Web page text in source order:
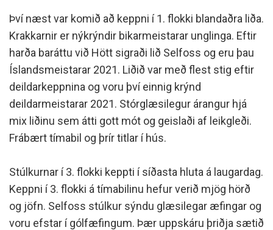
Því næst var komið að keppni í 1. flokki blandaðra liða.
Krakkarnir er nýkrýndir bikarmeistarar unglinga. Eftir
harða baráttu við Hött sigraði lið Selfoss og eru þau
Íslandsmeistarar 2021. Liðið var með flest stig eftir
deildarkeppnina og voru því einnig krýnd
deildarmeistarar 2021. Stórglæsilegur árangur hjá
mix liðinu sem átti gott mót og geislaði af leikgleði.
Frábært tímabil og þrír titlar í hús.
Stúlkurnar í 3. flokki keppti í síðasta hluta á laugardag.
Keppni í 3. flokki á tímabilinu hefur verið mjög hörð
og jöfn. Selfoss stúlkur sýndu glæsilegar æfingar og
voru efstar í gólfæfingum. Þær uppskáru þriðja sætið